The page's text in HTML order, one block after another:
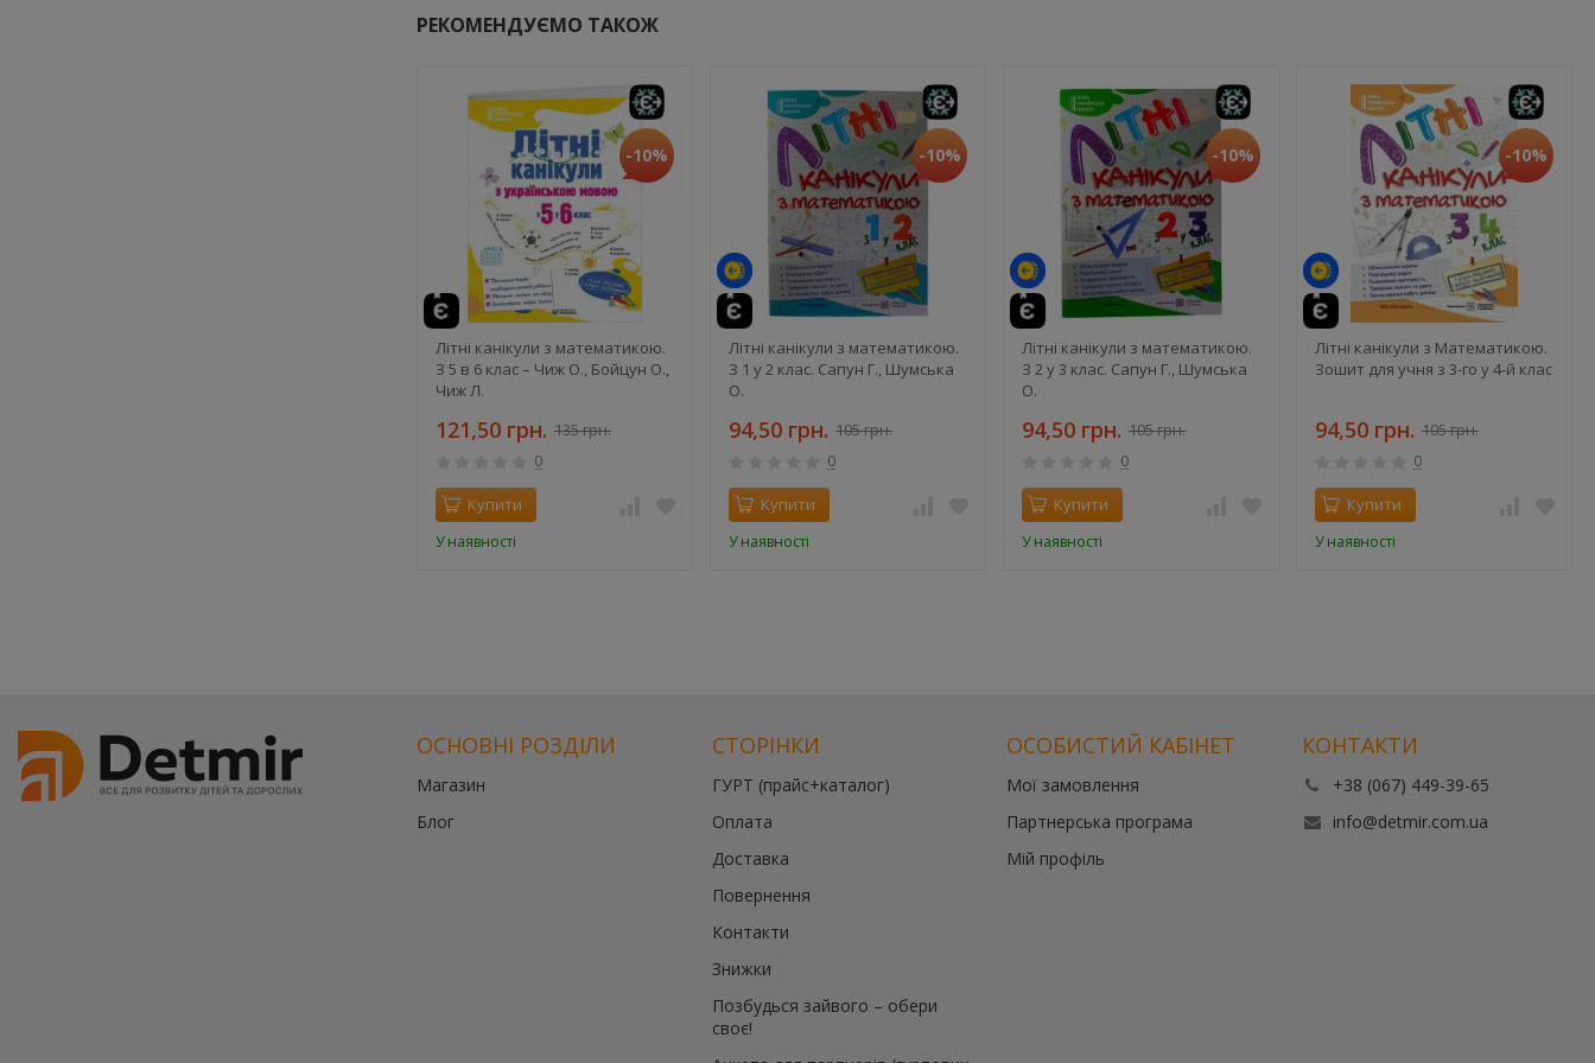
РЕКОМЕНДУЄМО ТАКОЖ
-10%
Літні канікули з математикою.
З 5 в 6 клас – Чиж О., Бойцун О.,
Чиж Л.
121,50 грн. 135 грн.
0
Купити
У наявності
-10%
Літні канікули з математикою.
З 1 у 2 клас. Сапун Г., Шумська
О.
94,50 грн. 105 грн.
0
Купити
У наявності
-10%
Літні канікули з математикою.
З 2 у 3 клас. Сапун Г., Шумська
О.
94,50 грн. 105 грн.
0
Купити
У наявності
-10%
Літні канікули з Математикою.
Зошит для учня з 3-го у 4-й клас
94,50 грн. 105 грн.
0
Купити
У наявності
ОСНОВНІ РОЗДІЛИ
Магазин
Блог
СТОРІНКИ
ГУРТ (прайс+каталог)
Оплата
Доставка
Повернення
Контакти
Знижки
Позбудься зайвого – обери
своє!
ОСОБИСТИЙ КАБІНЕТ
Мої замовлення
Партнерська програма
Мій профіль
КОНТАКТИ
+38 (067) 449-39-65
info@detmir.com.ua